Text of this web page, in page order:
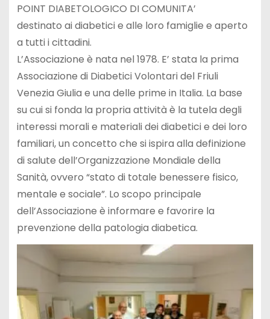
POINT DIABETOLOGICO DI COMUNITA’
destinato ai diabetici e alle loro famiglie e aperto
a tutti i cittadini.
L’Associazione è nata nel 1978. E’ stata la prima
Associazione di Diabetici Volontari del Friuli
Venezia Giulia e una delle prime in Italia. La base
su cui si fonda la propria attività è la tutela degli
interessi morali e materiali dei diabetici e dei loro
familiari, un concetto che si ispira alla definizione
di salute dell’Organizzazione Mondiale della
Sanità, ovvero “stato di totale benessere fisico,
mentale e sociale”. Lo scopo principale
dell’Associazione è informare e favorire la
prevenzione della patologia diabetica.